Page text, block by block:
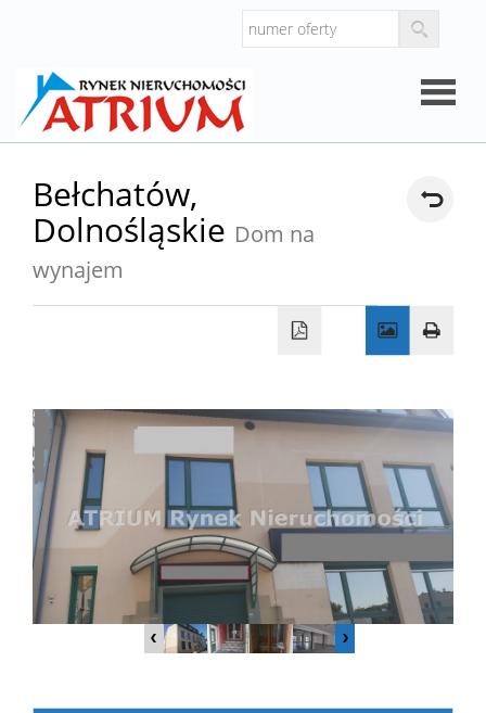
Domy
Lokale
Bełchatów,
Dolnośląskie Dom na
wynajem